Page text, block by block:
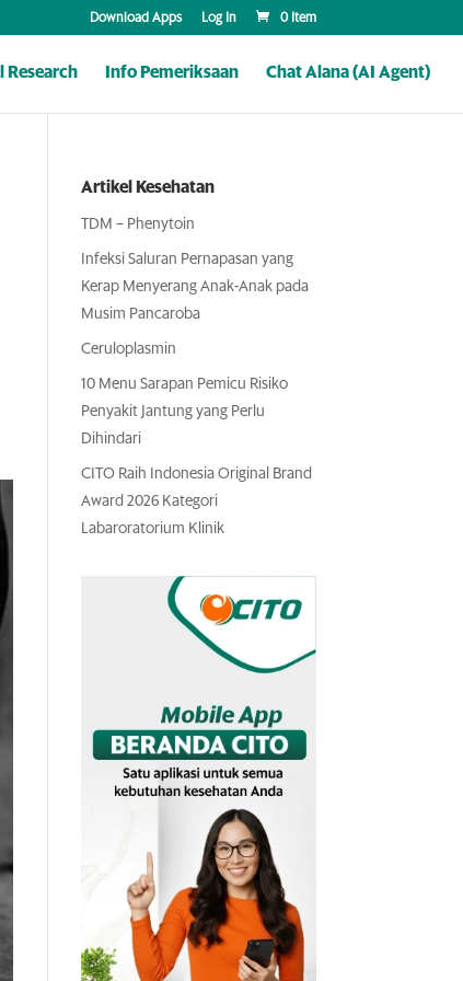
Download Apps Log In 0 Item
Research Info Pemeriksaan Chat Alana (AI Agent)
Artikel Kesehatan
TDM – Phenytoin
Infeksi Saluran Pernapasan yang
Kerap Menyerang Anak-Anak pada
Musim Pancaroba
Ceruloplasmin
10 Menu Sarapan Pemicu Risiko
Penyakit Jantung yang Perlu
Dihindari
CITO Raih Indonesia Original Brand
Award 2026 Kategori
Labaroratorium Klinik